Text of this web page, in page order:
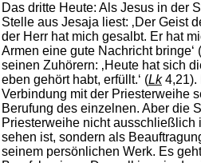
Das dritte Heute: Als Jesus in der
Stelle aus Jesaja liest: ‚Der Geist
der Herr hat mich gesalbt. Er hat
Armen eine gute Nachricht bringe‘ (
seinen Zuhörern: ‚Heute hat sich
eben gehört habt, erfüllt.‘ (Lk4,21).
Verbindung mit der Priesterweihe
Berufung des einzelnen. Aber die
Priesterweihe nicht ausschließlich
sehen ist, sondern als
seinem persönlichen Werk. Es